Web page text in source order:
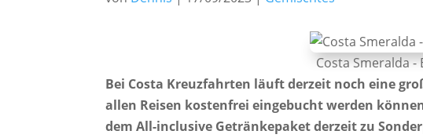
Costa Smeralda -
Bei Costa Kreuzfahrten läuft derzeit noch eine
allen Reisen kostenfrei eingebucht werden
dem All-inclusive Getränkepaket derzeit zu